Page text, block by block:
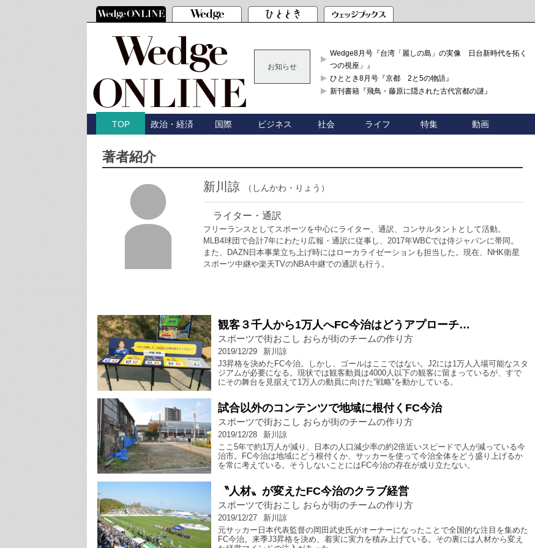
お知らせ
Wedge8月号『台湾「麗しの島」の実像 日台新時代を拓く「3
つの視座」』
ひととき8月号『京都 2と5の物語』
新刊書籍『飛鳥・藤原に隠された古代宮都の謎』
TOP 政治・経済 国際 ビジネス 社会 ライフ 特集 動画
著者紹介
新川諒 （しんかわ・りょう）
ライター・通訳
フリーランスとしてスポーツを中心にライター、通訳、コンサルタントとして活動。
MLB4球団で合計7年にわたり広報・通訳に従事し、2017年WBCでは侍ジャパンに帯同。
また、DAZN日本事業立ち上げ時にはローカライゼーションも担当した。現在、NHK衛星
スポーツ中継や楽天TVのNBA中継での通訳も行う。
観客３千人から1万人へFC今治はどうアプローチ…
スポーツで街おこし おらが街のチームの作り方
2019/12/29
新川諒
J3昇格を決めたFC今治。しかし、ゴールはここではない。J2には1万人入場可能なスタ
ジアムが必要になる。現状では観客動員は4000人以下の観客に留まっているが、すで
にその舞台を見据えて1万人の動員に向けた“戦略”を動かしている。
試合以外のコンテンツで地域に根付くFC今治
スポーツで街おこし おらが街のチームの作り方
2019/12/28
新川諒
ここ5年で約1万人が減り、日本の人口減少率の約2倍近いスピードで人が減っている今
治市。FC今治は地域にどう根付くか、サッカーを使って今治全体をどう盛り上げるか
を常に考えている。そうしないことにはFC今治の存在が成り立たない。
〝人材〟が変えたFC今治のクラブ経営
スポーツで街おこし おらが街のチームの作り方
2019/12/27
新川諒
元サッカー日本代表監督の岡田武史氏がオーナーになったことで全国的な注目を集めた
FC今治。来季J3昇格を決め、着実に実力を積み上げている。その裏には人材から変え